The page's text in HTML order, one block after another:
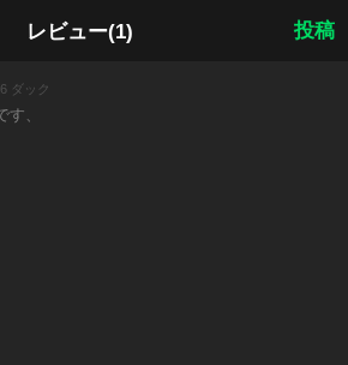
レビュー(1) 投稿
ダック
、